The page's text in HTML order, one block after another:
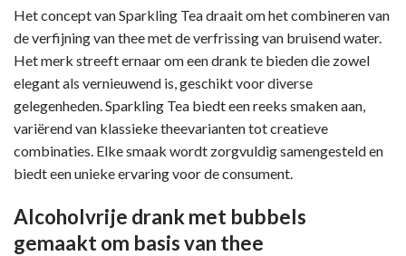
Het concept van Sparkling Tea draait om het combineren van
de verfijning van thee met de verfrissing van bruisend water.
Het merk streeft ernaar om een drank te bieden die zowel
elegant als vernieuwend is, geschikt voor diverse
gelegenheden. Sparkling Tea biedt een reeks smaken aan,
variërend van klassieke theevarianten tot creatieve
combinaties. Elke smaak wordt zorgvuldig samengesteld en
biedt een unieke ervaring voor de consument.
Alcoholvrije drank met bubbels
gemaakt om basis van thee